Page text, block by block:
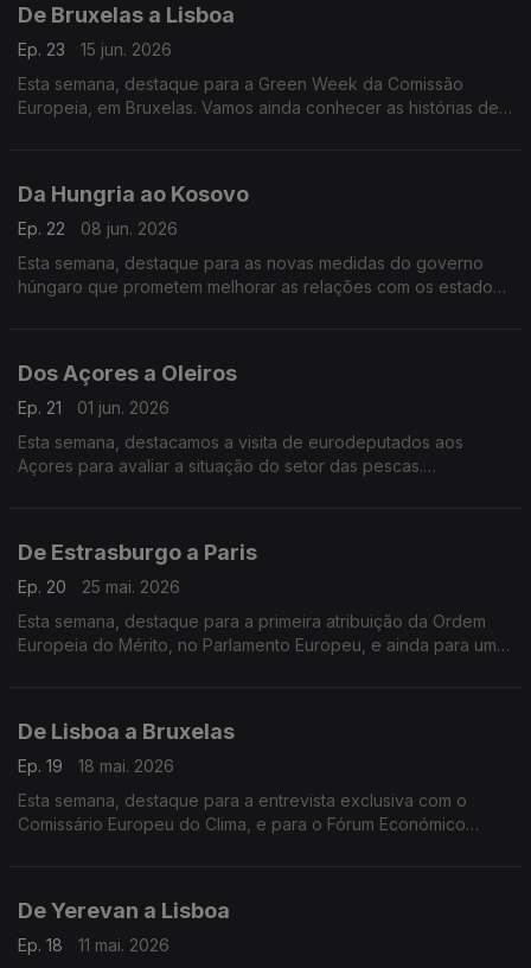
De Bruxelas a Lisboa
Ep. 23
15 jun. 2026
Esta semana, destaque para a Green Week da Comissão
Europeia, em Bruxelas. Vamos ainda conhecer as histórias de 3
Da Hungria ao Kosovo
Ep. 22
08 jun. 2026
Esta semana, destaque para as novas medidas do governo
húngaro que prometem melhorar as relações com os estados
Dos Açores a Oleiros
Ep. 21
01 jun. 2026
Esta semana, destacamos a visita de eurodeputados aos
Açores para avaliar a situação do setor das pescas.
De Estrasburgo a Paris
Ep. 20
25 mai. 2026
Esta semana, destaque para a primeira atribuição da Ordem
Europeia do Mérito, no Parlamento Europeu, e ainda para uma
De Lisboa a Bruxelas
Ep. 19
18 mai. 2026
Esta semana, destaque para a entrevista exclusiva com o
Comissário Europeu do Clima, e para o Fórum Económico
De Yerevan a Lisboa
Ep. 18
11 mai. 2026